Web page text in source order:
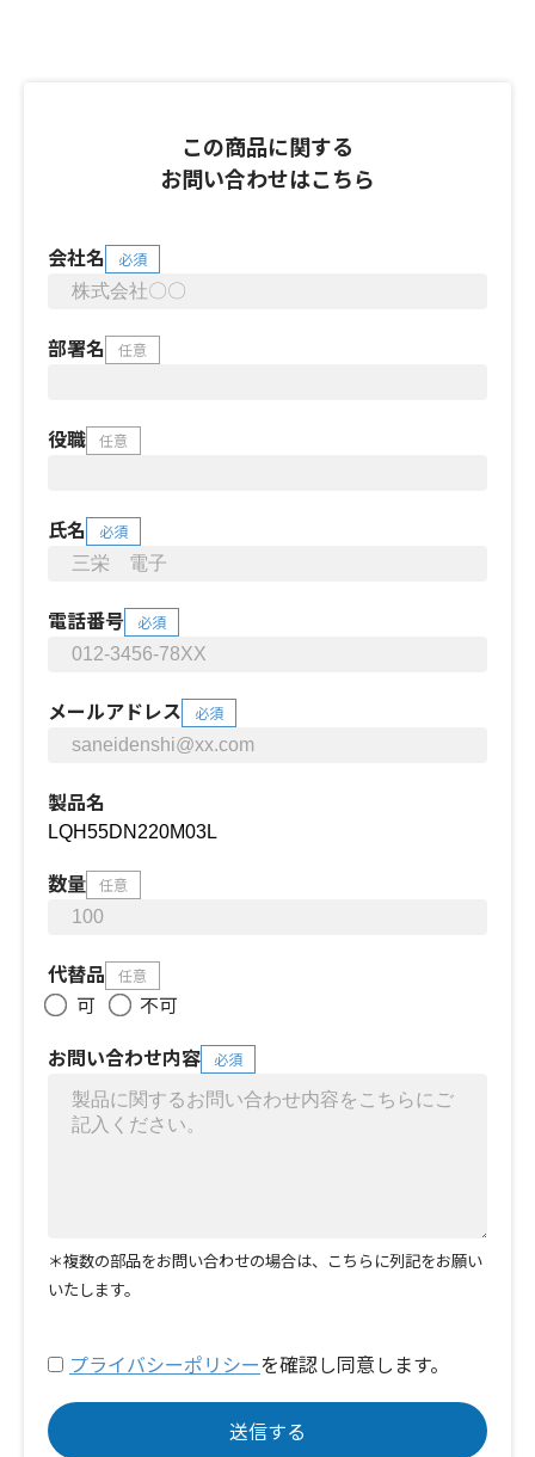
この商品に関する
お問い合わせはこちら
会社名 必須
部署名 任意
役職 任意
氏名 必須
電話番号 必須
メールアドレス 必須
製品名
数量 任意
代替品 任意
可
不可
お問い合わせ内容
必須
＊複数の部品をお問い合わせの場合は、こちらに列記をお願い
いたします。
プライバシーポリシーを確認し同意します。